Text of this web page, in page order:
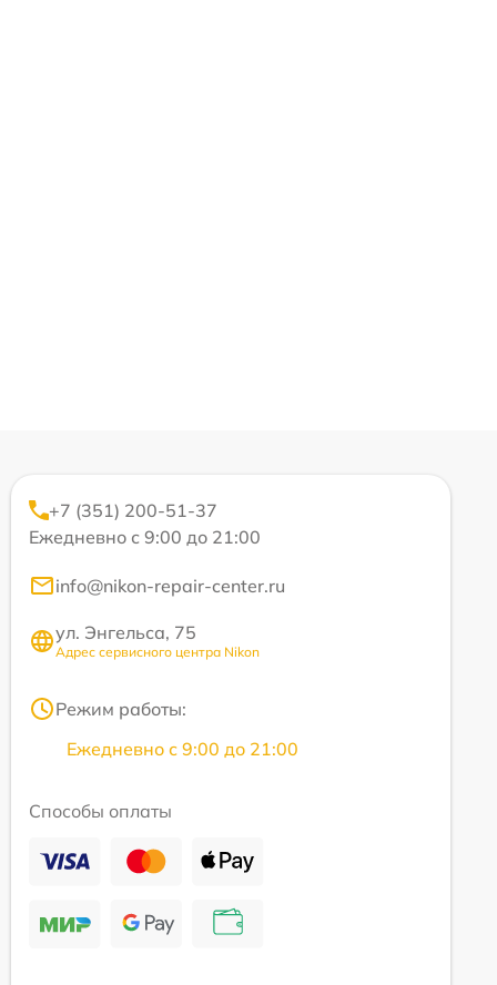
+7 (351) 200-51-37
Ежедневно с 9:00 до 21:00
info@nikon-repair-center.ru
ул. Энгельса, 75
Адрес сервисного центра Nikon
Режим работы:
Ежедневно с 9:00 до 21:00
Способы оплаты